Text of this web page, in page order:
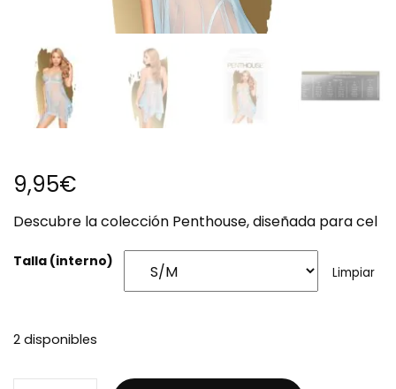
9,95€
Descubre la colección Penthouse, diseñada para cel
Talla (interno)
Limpiar
2 disponibles